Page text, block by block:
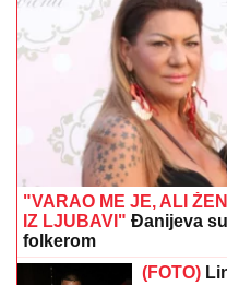
"VARAO ME JE, ALI
IZ LJUBAVI" Đanijeva
folkerom
(FOTO)